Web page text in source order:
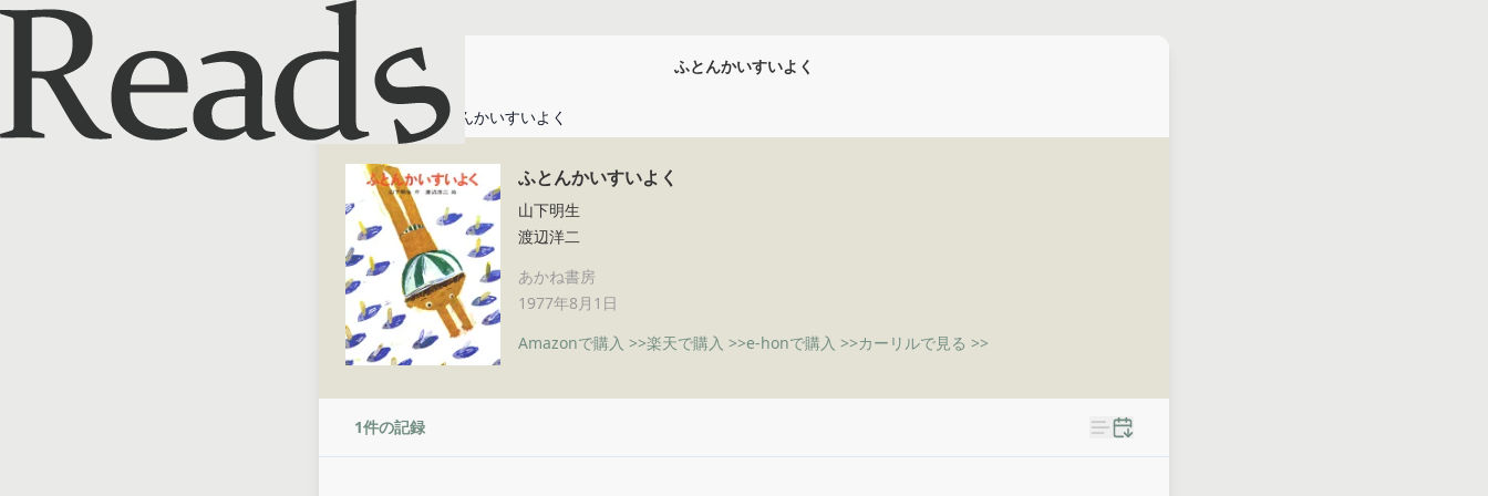
ふとんかいすいよく
ふとんかいすいよく
ふとんかいすいよく
山下明生
渡辺洋二
あかね書房
1977年8月1日
Amazonで購入 >>楽天で購入 >>e-honで購入 >>カーリルで見る >>
1件の記録